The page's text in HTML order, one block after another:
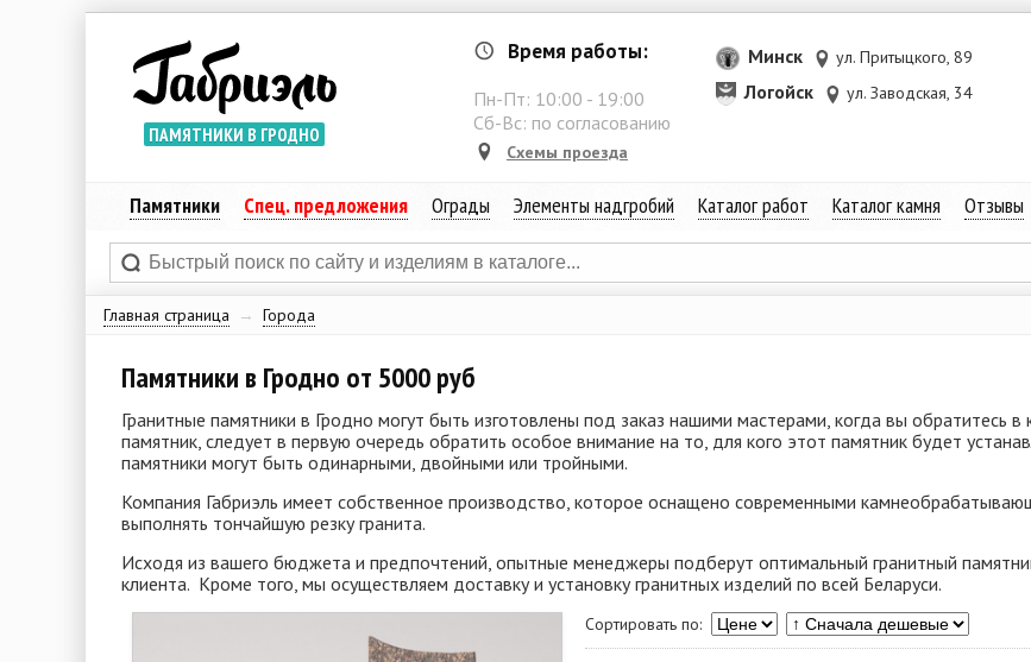
ПАМЯТНИКИ В ГРОДНО
Время работы:
Пн-Пт: 10:00 - 19:00
Сб-Вс: по согласованию
Схемы проезда
Минск ул. Притыцкого, 89
Логойск ул. Заводская, 34
Памятники Спец. предложения Ограды Элементы надгробий Каталог работ Каталог камня Отзывы
Главная страница → Города
Памятники в Гродно от 5000 руб
Гранитные памятники в Гродно могут быть изготовлены под заказ нашими мастерами, когда вы обратитесь
памятник, следует в первую очередь обратить особое внимание на то, для кого этот памятник будет
памятники могут быть одинарными, двойными или тройными.
Компания Габриэль имеет собственное производство, которое оснащено современными
выполнять тончайшую резку гранита.
Исходя из вашего бюджета и предпочтений, опытные менеджеры подберут оптимальный гранитный
клиента. Кроме того, мы осуществляем доставку и установку гранитных изделий по всей Беларуси.
Сортировать по: